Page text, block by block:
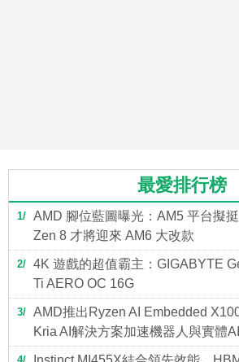
最愛排行榜
1
AMD 腳位藍圖曝光：AM5 平台擬挺
Zen 8 才將迎來 AM6 大改款
2
4K 遊戲的超值霸主：GIGABYTE
Ti AERO OC 16G
3
AMD推出Ryzen AI Embedded
Kria AI解決方案加速機器人與實體